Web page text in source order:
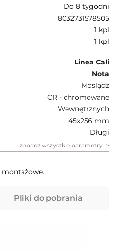
Do 8 tygodni
8032731578505
1 kpl
1 kpl
Linea Cali
Nota
Mosiądz
CR - chromowane
Wewnętrznych
45x256 mm
Długi
zobacz wszystkie parametry
montażowe.
Pliki do pobrania